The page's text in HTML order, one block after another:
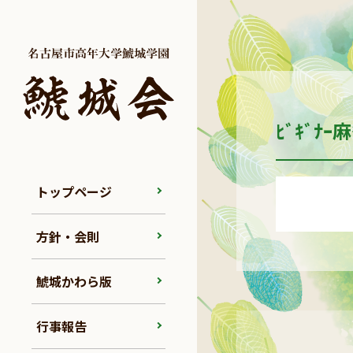
トップページ
方針・会則
鯱城かわら版
行事報告
ﾋﾞｷﾞﾅｰ